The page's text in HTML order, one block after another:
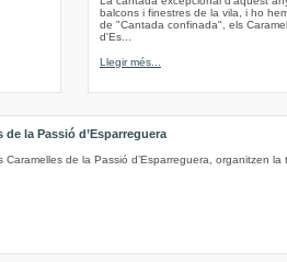
balcons i finestres de la vila, i ho
de "Cantada confinada", els
d'Es...
Llegir més...
la Passió d’Esparreguera
de la Passió d’Esparreguera, organitzen la